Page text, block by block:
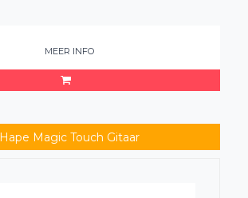
MEER INFO
Hape Magic Touch Gitaar